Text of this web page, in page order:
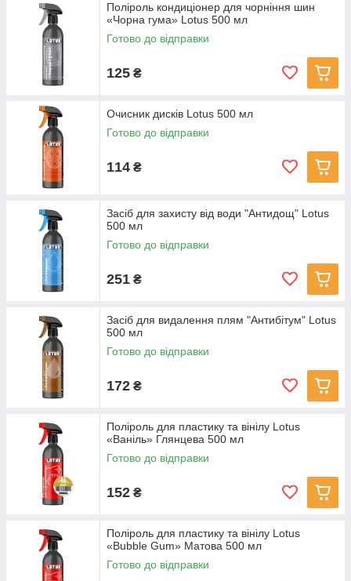
Поліроль кондиціонер для чорніння шин
«Чорна гума» Lotus 500 мл
Готово до відправки
125 ₴
Очисник дисків Lotus 500 мл
Готово до відправки
114 ₴
Засіб для захисту від води "Антидощ" Lotus
500 мл
Готово до відправки
251 ₴
Засіб для видалення плям "Антибітум" Lotus
500 мл
Готово до відправки
172 ₴
Поліроль для пластику та вінілу Lotus
«Ваніль» Глянцева 500 мл
Готово до відправки
152 ₴
Поліроль для пластику та вінілу Lotus
«Bubble Gum» Матова 500 мл
Готово до відправки